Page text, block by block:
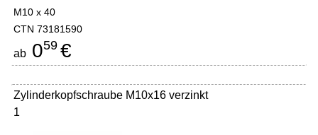
M10 x 40
CTN 73181590
ab 059 €
Zylinderkopfschraube M10x16 verzinkt
1